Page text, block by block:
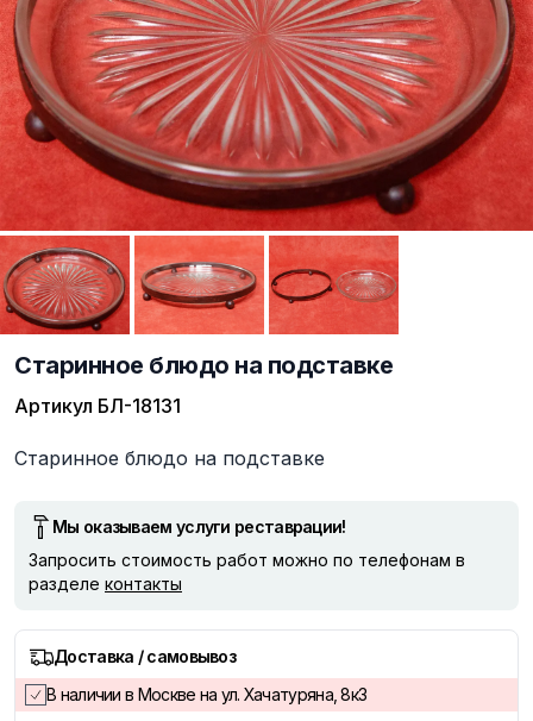
Старинное блюдо на подставке
Артикул БЛ-18131
Описание
Старинное блюдо на подставке
Мы оказываем услуги реставрации!
Запросить стоимость работ можно по телефонам в
разделе контакты
Доставка / самовывоз
В наличии в Москве на ул. Хачатуряна, 8к3